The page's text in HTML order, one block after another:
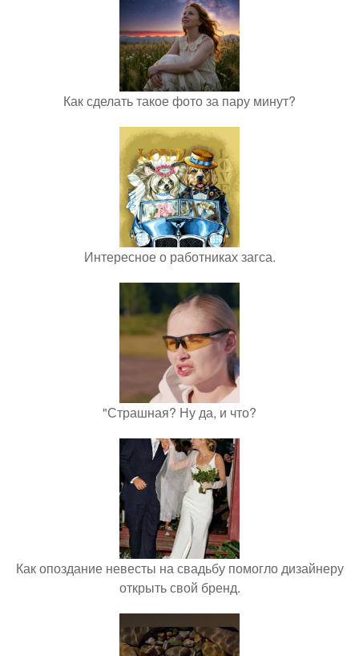
Как сделать такое фото за пару минут?
Интересное о работниках загса.
"Страшная? Ну да, и что?
Как опоздание невесты на свадьбу помогло дизайнеру
открыть свой бренд.